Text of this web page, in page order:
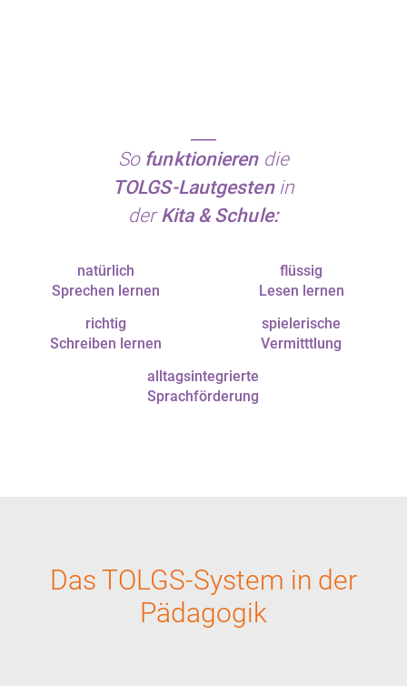
So funktionierendie
TOLGS-Lautgestenin
derKita & Schule:
natürlich
Sprechen lernen
flüssig
Lesen lernen
richtig
Schreiben lernen
spielerische
Vermitttlung
alltagsintegrierte
Sprachförderung
Das TOLGS-System in der
Pädagogik